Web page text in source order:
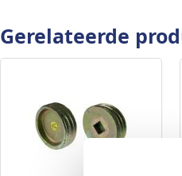
Gerelateerde